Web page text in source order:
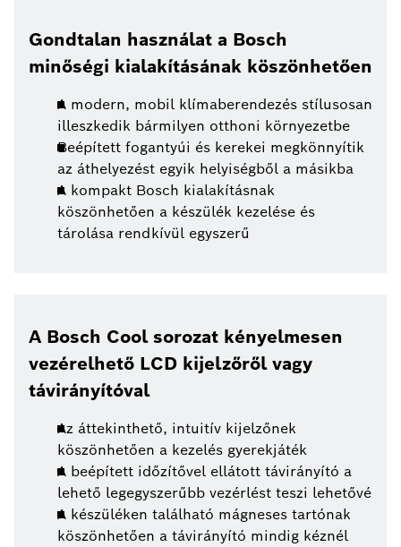
Gondtalan használat a Bosch
minőségi kialakításának köszönhetően
A modern, mobil klímaberendezés stílusosan
illeszkedik bármilyen otthoni környezetbe
Beépített fogantyúi és kerekei megkönnyítik
az áthelyezést egyik helyiségből a másikba
A kompakt Bosch kialakításnak
köszönhetően a készülék kezelése és
tárolása rendkívül egyszerű
A Bosch Cool sorozat kényelmesen
vezérelhető LCD kijelzőről vagy
távirányítóval
Az áttekinthető, intuitív kijelzőnek
köszönhetően a kezelés gyerekjáték
A beépített időzítővel ellátott távirányító a
lehető legegyszerűbb vezérlést teszi lehetővé
A készüléken található mágneses tartónak
köszönhetően a távirányító mindig kéznél